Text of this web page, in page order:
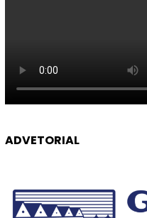
ADVETORIAL